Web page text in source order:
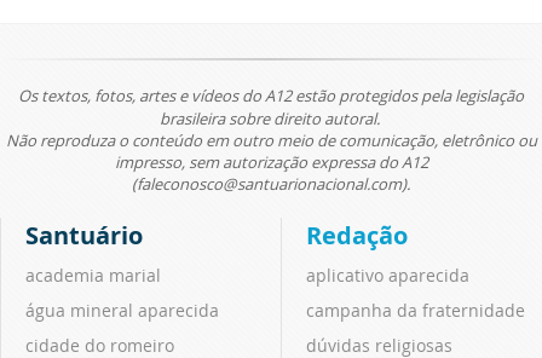
Os textos, fotos, artes e vídeos do A12 estão protegidos pela legislação
brasileira sobre direito autoral.
Não reproduza o conteúdo em outro meio de comunicação, eletrônico ou
impresso, sem autorização expressa do A12
(faleconosco@santuarionacional.com).
Santuário
academia marial
água mineral aparecida
cidade do romeiro
Redação
aplicativo aparecida
campanha da fraternidade
dúvidas religiosas